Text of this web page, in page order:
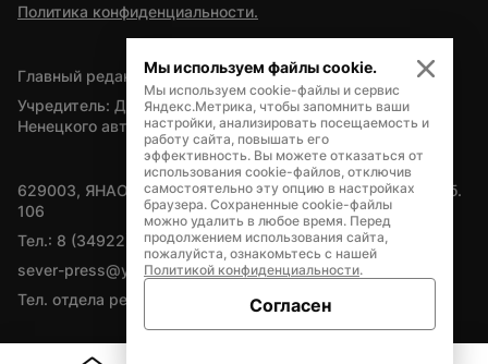
Политика конфиденциальности.
Главный редактор — А.Л. Поздеев
Учредитель: Департамент внутренней политики Ямало-
Ненецкого автономного округа
629003, ЯНАО, Салехард, мкр. Богдана Кнунянца, д.1, каб.
106
Тел.: 8 (34922) 71262
sever-press@yamal-media.ru
Тел. отдела рекламы: 8 (34922) 42728
Мы используем файлы cookie.
Мы используем cookie-файлы и сервис
Яндекс.Метрика, чтобы запомнить ваши
настройки, анализировать посещаемость и
работу сайта, повышать его
эффективность. Вы можете отказаться от
использования cookie-файлов, отключив
самостоятельно эту опцию в настройках
браузера. Сохраненные cookie-файлы
можно удалить в любое время. Перед
продолжением использования сайта,
пожалуйста, ознакомьтесь с нашей
Политикой конфиденциальности.
Согласен